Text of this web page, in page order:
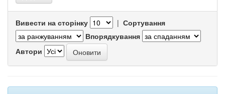
Вивести на сторінку | Сортування
Впорядкування
Автори